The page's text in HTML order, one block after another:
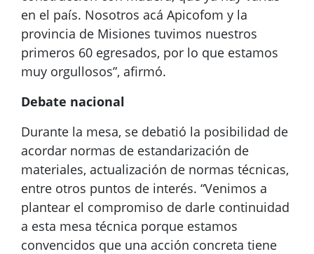
en el país. Nosotros acá Apicofom y la
provincia de Misiones tuvimos nuestros
primeros 60 egresados, por lo que estamos
muy orgullosos”, afirmó.
Debate nacional
Durante la mesa, se debatió la posibilidad de
acordar normas de estandarización de
materiales, actualización de normas técnicas,
entre otros puntos de interés. “Venimos a
plantear el compromiso de darle continuidad
a esta mesa técnica porque estamos
convencidos que una acción concreta tiene